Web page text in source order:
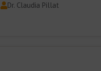
Dr. Claudia Pillat